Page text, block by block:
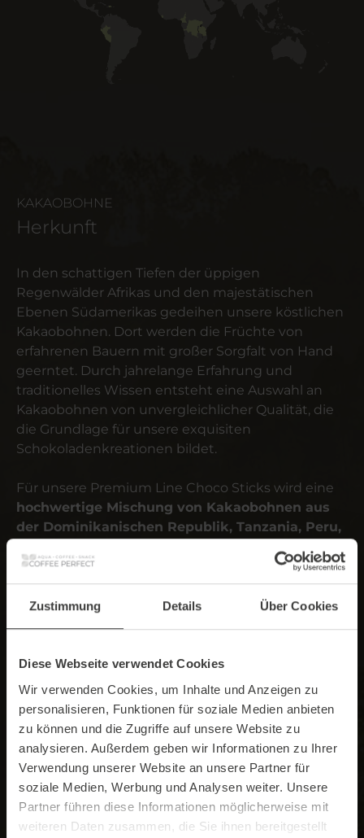
Zustimmung Details Über Cookies
Diese Webseite verwendet Cookies
Wir verwenden Cookies, um Inhalte und Anzeigen zu
personalisieren, Funktionen für soziale Medien anbieten
zu können und die Zugriffe auf unsere Website zu
analysieren. Außerdem geben wir Informationen zu Ihrer
Verwendung unserer Website an unsere Partner für
soziale Medien, Werbung und Analysen weiter. Unsere
Partner führen diese Informationen möglicherweise mit
weiteren Daten zusammen, die Sie ihnen bereitgestellt
KAKAOBOHNE
Herkunft
In den schattigen Tiefen der üppigen
Regenwälder Afrikas und den majestätischen
Ebenen Südamerikas gedeihen unsere köstlichen
Kakaobohnen. Dort werden die Früchte von
erfahrenen Bauern mit großer Sorgfalt von Hand
geerntet. Durch jahrelange Erfahrung und
traditionelles Wissen entsteht eine Auswahl an
Kakaobohnen von unvergleichlicher Qualität, die
die Grundlage für unsere exquisiten
Schokoladenkreationen bildet.
Für unsere Premium Line Choco Sticks wird eine
hochwertige Mischung von Kakaobohnen aus
der Dominikanischen Republik, Tanzania, Peru,
verwendet.